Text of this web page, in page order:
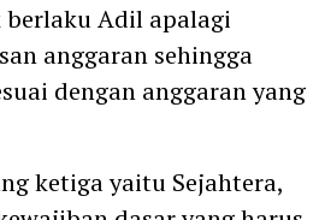
Adil apalagi
anggaran sehingga
dengan anggaran yang
ketiga yaitu Sejahtera,